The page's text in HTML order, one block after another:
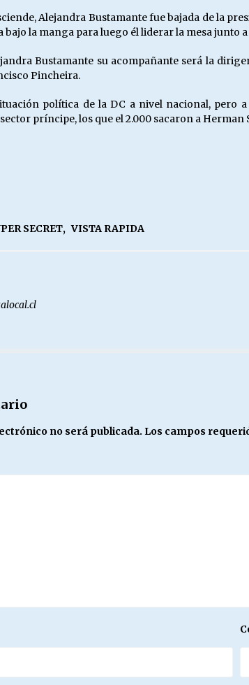
Alejandra Bustamante fue bajada de la
bajo la manga para luego él liderar la mesa junto
Bustamante su acompañante será la
Pincheira.
política de la DC a nivel nacional, pero
príncipe, los que el 2.000 sacaron a Herman
SECRET, VISTA RAPIDA
no será publicada. Los campos